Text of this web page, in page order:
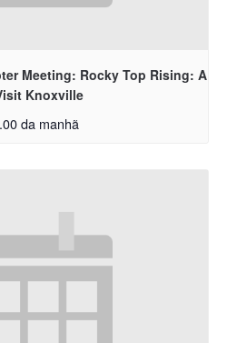
Meeting: Rocky Top Rising: A
Knoxville
da manhã